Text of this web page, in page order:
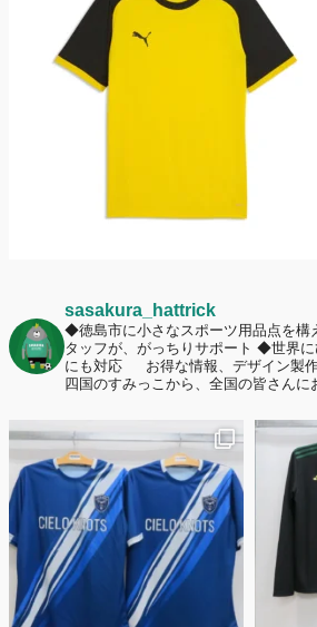
する声も32.7%に！
2026年6月15日
応援ユニフォーム、約53％が「会場に一体感
ームへの愛情が伝わる応援スタイルとは？
sasakura_hattrick
◆徳島市に小さなスポーツ用品点を構
タッフが、がっちりサポート ◆世界に
にも対応
お得な情報、デザイン製
四国のすみっこから、全国の皆さんに